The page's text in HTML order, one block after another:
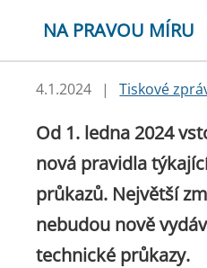
NA PRAVOU MÍRU
4.1.2024 | Tiskové
Od 1. ledna 2024
nová pravidla
průkazů. Největší
nebudou nově
technické průkazy.